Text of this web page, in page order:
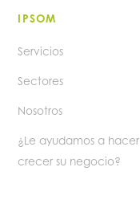
IPSOM
Servicios
Sectores
Nosotros
¿Le ayudamos a hacer
crecer su negocio?